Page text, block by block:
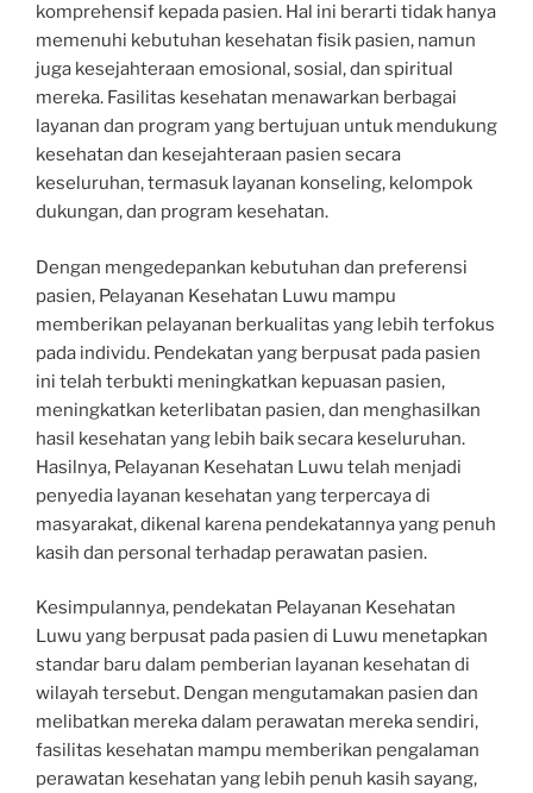
komprehensif kepada pasien. Hal ini berarti tidak hanya
memenuhi kebutuhan kesehatan fisik pasien, namun
juga kesejahteraan emosional, sosial, dan spiritual
mereka. Fasilitas kesehatan menawarkan berbagai
layanan dan program yang bertujuan untuk mendukung
kesehatan dan kesejahteraan pasien secara
keseluruhan, termasuk layanan konseling, kelompok
dukungan, dan program kesehatan.
Dengan mengedepankan kebutuhan dan preferensi
pasien, Pelayanan Kesehatan Luwu mampu
memberikan pelayanan berkualitas yang lebih terfokus
pada individu. Pendekatan yang berpusat pada pasien
ini telah terbukti meningkatkan kepuasan pasien,
meningkatkan keterlibatan pasien, dan menghasilkan
hasil kesehatan yang lebih baik secara keseluruhan.
Hasilnya, Pelayanan Kesehatan Luwu telah menjadi
penyedia layanan kesehatan yang terpercaya di
masyarakat, dikenal karena pendekatannya yang penuh
kasih dan personal terhadap perawatan pasien.
Kesimpulannya, pendekatan Pelayanan Kesehatan
Luwu yang berpusat pada pasien di Luwu menetapkan
standar baru dalam pemberian layanan kesehatan di
wilayah tersebut. Dengan mengutamakan pasien dan
melibatkan mereka dalam perawatan mereka sendiri,
fasilitas kesehatan mampu memberikan pengalaman
perawatan kesehatan yang lebih penuh kasih sayang,